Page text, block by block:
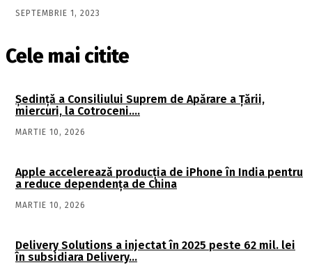
SEPTEMBRIE 1, 2023
Cele mai citite
Şedinţă a Consiliului Suprem de Apărare a Ţării,
miercuri, la Cotroceni….
MARTIE 10, 2026
Apple accelerează producția de iPhone în India pentru
a reduce dependența de China
MARTIE 10, 2026
Delivery Solutions a injectat în 2025 peste 62 mil. lei
în subsidiara Delivery…